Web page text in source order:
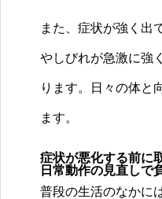
また、症状が強く出
やしびれが急激に強
ります。日々の体と
ます。
症状が悪化する前に
日常動作の見直しで
普段の生活のなかに